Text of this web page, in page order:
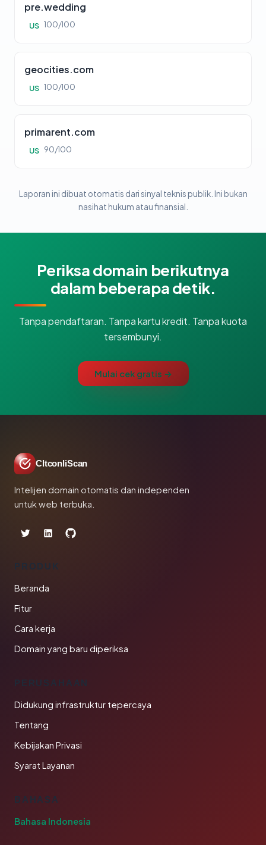
pre.wedding
US 100/100
geocities.com
US 100/100
primarent.com
US 90/100
Laporan ini dibuat otomatis dari sinyal teknis publik. Ini bukan
nasihat hukum atau finansial.
Periksa domain berikutnya
dalam beberapa detik.
Tanpa pendaftaran. Tanpa kartu kredit. Tanpa kuota
tersembunyi.
Mulai cek gratis →
CltconliScan
Intelijen domain otomatis dan independen
untuk web terbuka.
PRODUK
Beranda
Fitur
Cara kerja
Domain yang baru diperiksa
PERUSAHAAN
Didukung infrastruktur tepercaya
Tentang
Kebijakan Privasi
Syarat Layanan
BAHASA
Bahasa Indonesia